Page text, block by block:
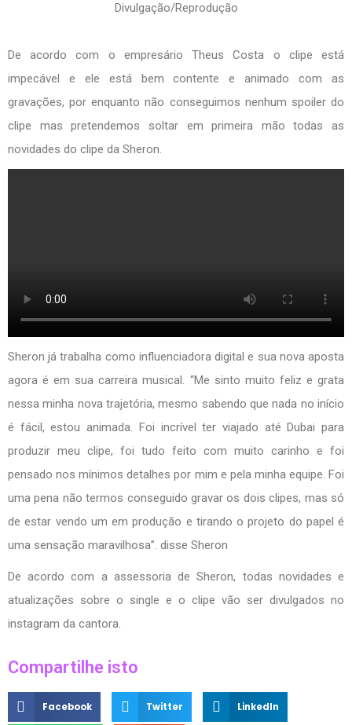
Divulgação/Reprodução
De acordo com o empresário Theus Costa o clipe está
impecável e ele está bem contente e animado com as
gravações, por enquanto não conseguimos nenhum spoiler do
clipe mas pretendemos soltar em primeira mão todas as
novidades do clipe da Sheron.
Sheron já trabalha como influenciadora digital e sua nova aposta
agora é em sua carreira musical. “Me sinto muito feliz e grata
nessa minha nova trajetória, mesmo sabendo que nada no início
é fácil, estou animada. Foi incrível ter viajado até Dubai para
produzir meu clipe, foi tudo feito com muito carinho e foi
pensado nos mínimos detalhes por mim e pela minha equipe. Foi
uma pena não termos conseguido gravar os dois clipes, mas só
de estar vendo um em produção e tirando o projeto do papel é
uma sensação maravilhosa”. disse Sheron
De acordo com a assessoria de Sheron, todas novidades e
atualizações sobre o single e o clipe vão ser divulgados no
instagram da cantora.
Compartilhe isto
Facebook Twitter LinkedIn